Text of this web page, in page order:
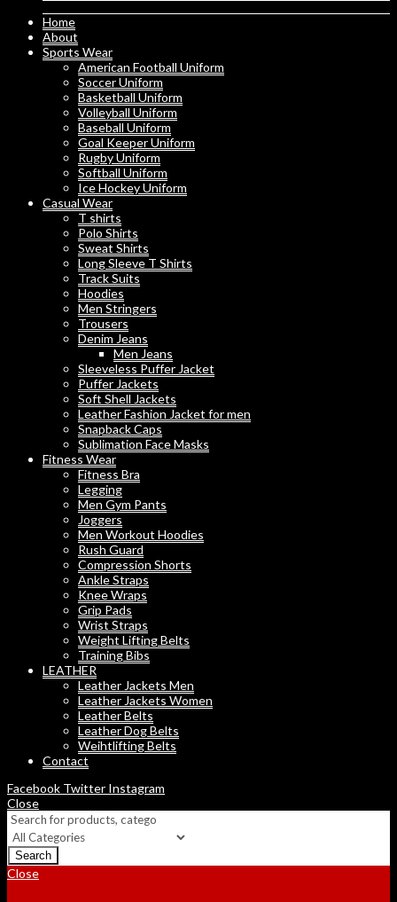
Home
About
Sports Wear
American Football Uniform
Soccer Uniform
Basketball Uniform
Volleyball Uniform
Baseball Uniform
Goal Keeper Uniform
Rugby Uniform
Softball Uniform
Ice Hockey Uniform
Casual Wear
T shirts
Polo Shirts
Sweat Shirts
Long Sleeve T Shirts
Track Suits
Hoodies
Men Stringers
Trousers
Denim Jeans
Men Jeans
Sleeveless Puffer Jacket
Puffer Jackets
Soft Shell Jackets
Leather Fashion Jacket for men
Snapback Caps
Sublimation Face Masks
Fitness Wear
Fitness Bra
Legging
Men Gym Pants
Joggers
Men Workout Hoodies
Rush Guard
Compression Shorts
Ankle Straps
Knee Wraps
Grip Pads
Wrist Straps
Weight Lifting Belts
Training Bibs
LEATHER
Leather Jackets Men
Leather Jackets Women
Leather Belts
Leather Dog Belts
Weihtlifting Belts
Contact
Facebook Twitter Instagram
Close
Search
Close